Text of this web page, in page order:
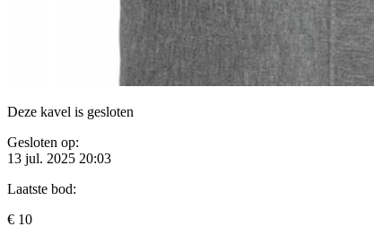
Deze kavel is gesloten
Gesloten op:
13 jul. 2025 20:03
Laatste bod:
€ 10